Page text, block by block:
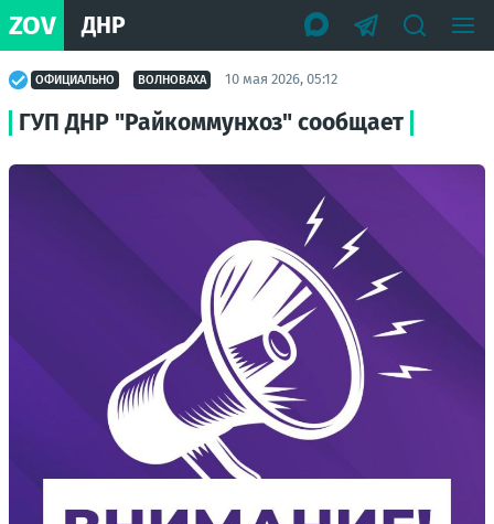
ZOV ДНР
ОФИЦИАЛЬНО ВОЛНОВАХА 10 мая 2026, 05:12
ГУП ДНР "Райкоммунхоз" сообщает